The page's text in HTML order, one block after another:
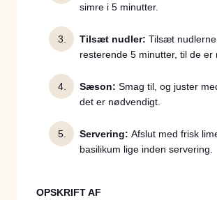
simre i 5 minutter.
Tilsæt nudler: Tilsæt
resterende 5 minutter, til de er
Sæson: Smag til, og juster
det er nødvendigt.
Servering: Afslut med frisk
basilikum lige inden servering.
OPSKRIFT AF